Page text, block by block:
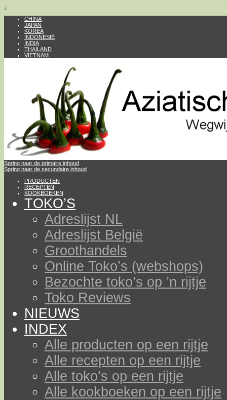
↓
CHINA
JAPAN
KOREA
INDONESIË
INDIA
THAILAND
VIETNAM
Spring naar de primaire inhoud
Spring naar de secundaire inhoud
PRODUCTEN
RECEPTEN
KOOKBOEKEN
TOKO’S
Adreslijst NL
Adreslijst België
Groothandels
Online Toko’s (webshops)
Bezochte toko’s op ’n rijtje
Toko Reviews
NIEUWS
INDEX
Alle producten op een rijtje
Alle recepten op een rijtje
Alle toko’s op een rijtje
Alle kookboeken op een rijtje